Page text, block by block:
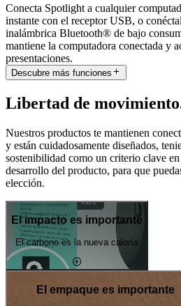
Conecta Spotlight a cualquier
instante con el receptor USB, o
inalámbrica Bluetooth® de bajo
mantiene la computadora conectada y
presentaciones.
Descubre más funciones
Libertad de
Nuestros productos te mantienen
y están cuidadosamente diseñados,
sostenibilidad como un criterio clave
desarrollo del producto, para que
elección.
El impacto es importante
El carbono es la nueva caloría
El empaque es importante